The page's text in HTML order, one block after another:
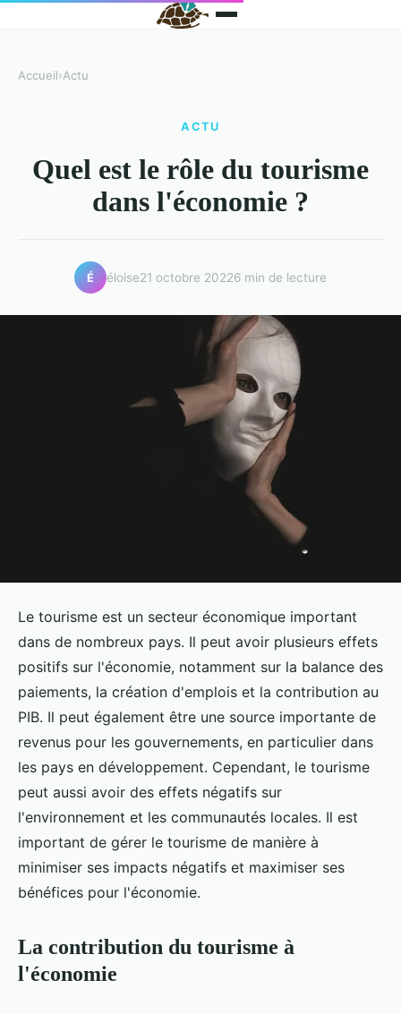
Accueil›Actu
ACTU
Quel est le rôle du tourisme
dans l'économie ?
É éloise21 octobre 20226 min de lecture
Le tourisme est un secteur économique important
dans de nombreux pays. Il peut avoir plusieurs effets
positifs sur l'économie, notamment sur la balance des
paiements, la création d'emplois et la contribution au
PIB. Il peut également être une source importante de
revenus pour les gouvernements, en particulier dans
les pays en développement. Cependant, le tourisme
peut aussi avoir des effets négatifs sur
l'environnement et les communautés locales. Il est
important de gérer le tourisme de manière à
minimiser ses impacts négatifs et maximiser ses
bénéfices pour l'économie.
La contribution du tourisme à
l'économie